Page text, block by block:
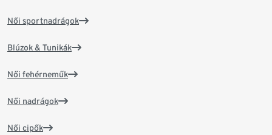
Női sportnadrágok
Blúzok & Tunikák
Női fehérneműk
Női nadrágok
Női cipők